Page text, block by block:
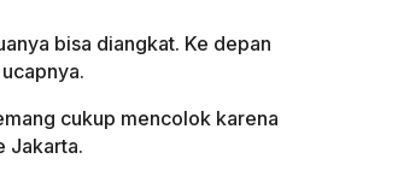
bisa diangkat. Ke depan
cukup mencolok karena
Jakarta.